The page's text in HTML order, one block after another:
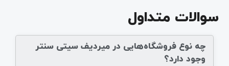
سوالات متداول
چه نوع فروشگاه‌هایی در میردیف سیتی سنتر
وجود دارد؟